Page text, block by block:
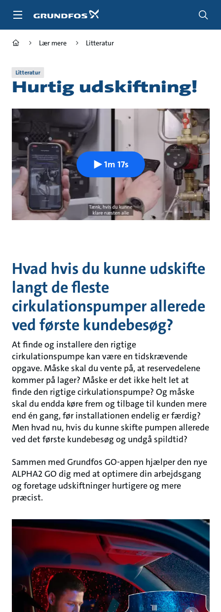
Lær mere Litteratur
Litteratur
Hurtig udskiftning!
1m 17s
Hvad hvis du kunne udskifte
langt de fleste
cirkulationspumper allerede
ved første kundebesøg?
At finde og installere den rigtige
cirkulationspumpe kan være en tidskrævende
opgave. Måske skal du vente på, at reservedelene
kommer på lager? Måske er det ikke helt let at
finde den rigtige cirkulationspumpe? Og måske
skal du endda køre frem og tilbage til kunden mere
end én gang, før installationen endelig er færdig?
Men hvad nu, hvis du kunne skifte pumpen allerede
ved det første kundebesøg og undgå spildtid?
Sammen med Grundfos GO-appen hjælper den nye
ALPHA2 GO dig med at optimere din arbejdsgang
og foretage udskiftninger hurtigere og mere
præcist.